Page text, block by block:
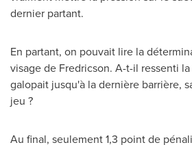
dernier partant.
En partant, on pouvait lire la
visage de Fredricson. A-t-il ressenti
galopait jusqu'à la dernière barrière,
jeu ?
Au final, seulement 1,3 point de